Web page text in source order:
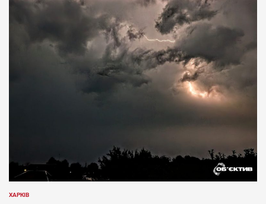
харківський,
новини
Харкова
та
області
ОПУБЛІКУВАТИ
ХАРКІВ